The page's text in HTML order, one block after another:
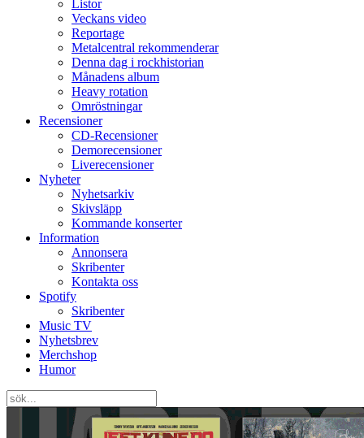
Listor
Veckans video
Reportage
Metalcentral rekommenderar
Denna dag i rockhistorian
Månadens album
Heavy rotation
Omröstningar
Recensioner
CD-Recensioner
Demorecensioner
Liverecensioner
Nyheter
Nyhetsarkiv
Skivsläpp
Kommande konserter
Information
Annonsera
Skribenter
Kontakta oss
Spotify
Skribenter
Music TV
Nyhetsbrev
Merchshop
Humor